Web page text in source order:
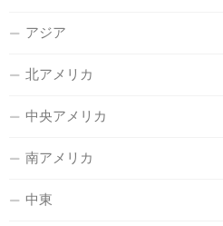
アジア
北アメリカ
中央アメリカ
南アメリカ
中東